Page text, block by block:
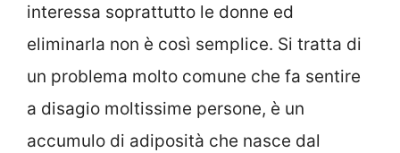
interessa soprattutto le donne ed
eliminarla non è così semplice. Si tratta di
un problema molto comune che fa sentire
a disagio moltissime persone, è un
accumulo di adiposità che nasce dal